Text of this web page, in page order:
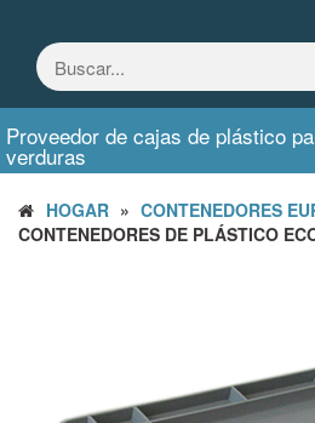
contenido
Proveedor de cajas de plástico
verduras
HOGAR » CONTENEDORES
CONTENEDORES DE PLÁSTICO